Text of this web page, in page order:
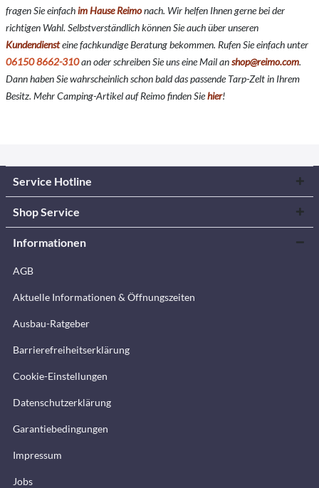
fragen Sie einfachim Hause Reimonach. Wir helfen Ihnen gerne bei der
richtigen Wahl. Selbstverständlich können Sie auch über unseren
Kundendiensteine fachkundige Beratung bekommen. Rufen Sie einfach unter
06150 8662-310an oder schreiben Sie uns eine Mail anshop@reimo.com.
Dann haben Sie wahrscheinlich schon bald das passende Tarp-Zelt in Ihrem
Besitz. Mehr Camping-Artikel auf Reimo finden Siehier!
Service Hotline
Shop Service
Informationen
AGB
Aktuelle Informationen & Öffnungszeiten
Ausbau-Ratgeber
Barrierefreiheitserklärung
Cookie-Einstellungen
Datenschutzerklärung
Garantiebedingungen
Impressum
Jobs